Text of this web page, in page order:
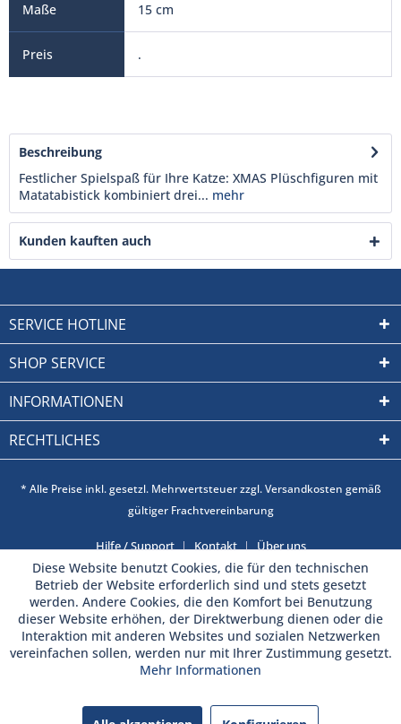
15 cm
.
Beschreibung
Festlicher Spielspaß für Ihre Katze: XMAS Plüschfiguren mit
Matatabistick kombiniert drei... mehr
Kunden kauften auch
SERVICE HOTLINE
SHOP SERVICE
INFORMATIONEN
RECHTLICHES
* Alle Preise inkl. gesetzl. Mehrwertsteuer zzgl. Versandkosten gemäß
gültiger Frachtvereinbarung
Hilfe / Support Kontakt Über uns
Diese Website benutzt Cookies, die für den technischen
Betrieb der Website erforderlich sind und stets gesetzt
werden. Andere Cookies, die den Komfort bei Benutzung
dieser Website erhöhen, der Direktwerbung dienen oder die
Interaktion mit anderen Websites und sozialen Netzwerken
vereinfachen sollen, werden nur mit Ihrer Zustimmung gesetzt.
Mehr Informationen